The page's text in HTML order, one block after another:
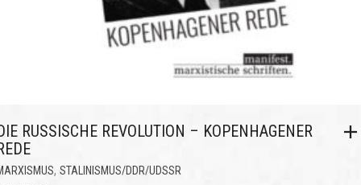
RUSSISCHE REVOLUTION – KOPENHAGENER
, STALINISMUS/DDR/UDSSR